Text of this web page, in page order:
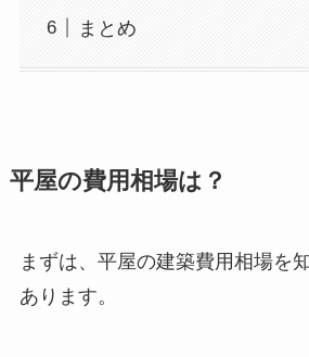
まとめ
平屋の費用相場は？
まずは、平屋の建築費用相場を
あります。